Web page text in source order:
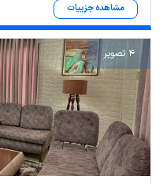
مشاهده جزییات
4 تصویر